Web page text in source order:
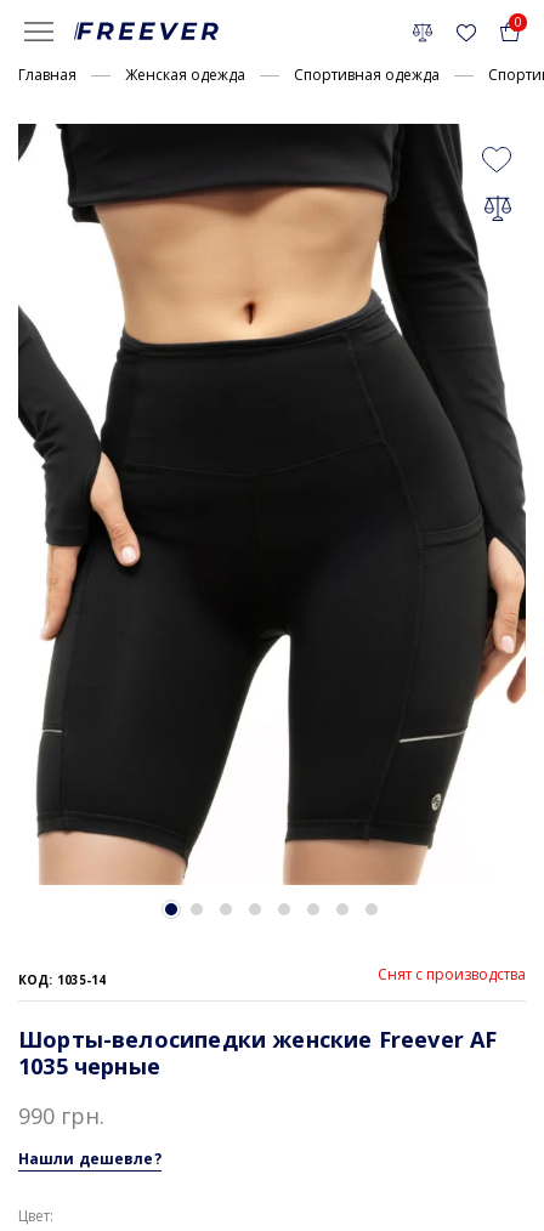
0
Главная Женская одежда Спортивная одежда
КОД: 1035-14 Снят с производства
Шорты-велосипедки женские Freever AF
1035 черные
990 грн.
Нашли дешевле?
Цвет: